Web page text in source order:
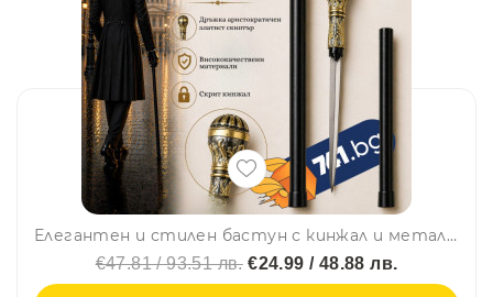
Елегантен и стилен бастун с кинжал и метална дръжка златен скиптър
€47.81 / 93.51 лв.€24.99 / 48.88 лв.